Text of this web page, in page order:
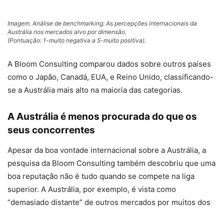
Imagem. Análise de benchmarking: As percepções internacionais da
Austrália nos mercados alvo por dimensão.
(Pontuação: 1-muito negativa a 5-muito positiva).
A Bloom Consulting comparou dados sobre outros países
como o Japão, Canadá, EUA, e Reino Unido, classificando-
se a Austrália mais alto na maioria das categorias.
A Austrália é menos procurada do que os
seus concorrentes
Apesar da boa vontade internacional sobre a Austrália, a
pesquisa da Bloom Consulting também descobriu que uma
boa reputação não é tudo quando se compete na liga
superior. A Austrália, por exemplo, é vista como
“demasiado distante” de outros mercados por muitos dos